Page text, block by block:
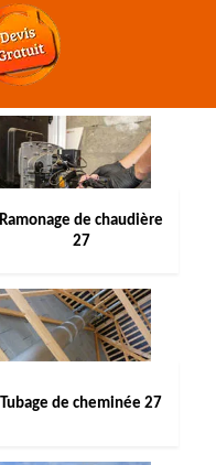
Ramonage de chaudière
27
Tubage de cheminée 27